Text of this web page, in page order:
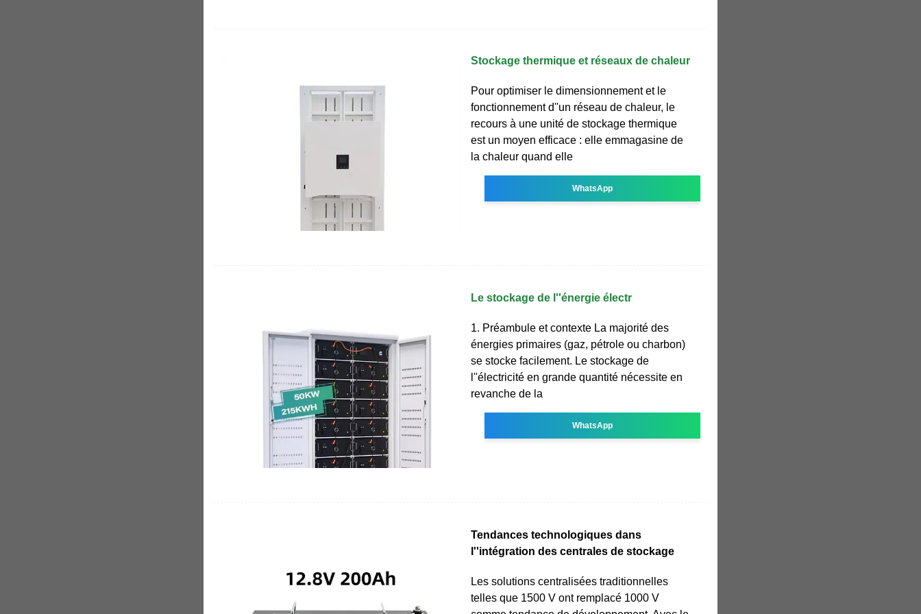
Stockage thermique et réseaux de chaleur
Pour optimiser le dimensionnement et le
fonctionnement d''un réseau de chaleur, le
recours à une unité de stockage thermique
est un moyen efficace : elle emmagasine de
la chaleur quand elle
WhatsApp
Le stockage de l''énergie électr
1. Préambule et contexte La majorité des
énergies primaires (gaz, pétrole ou charbon)
se stocke facilement. Le stockage de
l''électricité en grande quantité nécessite en
revanche de la
WhatsApp
Tendances technologiques dans
l''intégration des centrales de stockage
Les solutions centralisées traditionnelles
telles que 1500 V ont remplacé 1000 V